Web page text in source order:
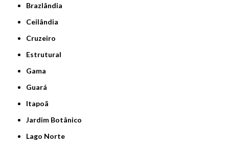
Brazlândia
Ceilândia
Cruzeiro
Estrutural
Gama
Guará
Itapoã
Jardim Botânico
Lago Norte